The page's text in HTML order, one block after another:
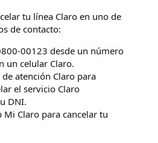
tu línea Claro en uno de
de contacto:
00123 desde un número
un celular Claro.
atención Claro para
el servicio Claro
DNI.
Mi Claro para cancelar tu